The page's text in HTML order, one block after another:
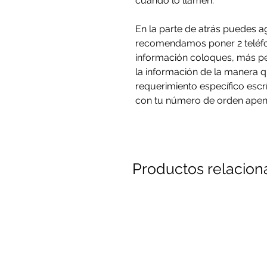
En la parte de atrás puedes
recomendamos poner 2
información coloques, más
la información de la manera
requerimiento específico
con tu número de orden
Productos